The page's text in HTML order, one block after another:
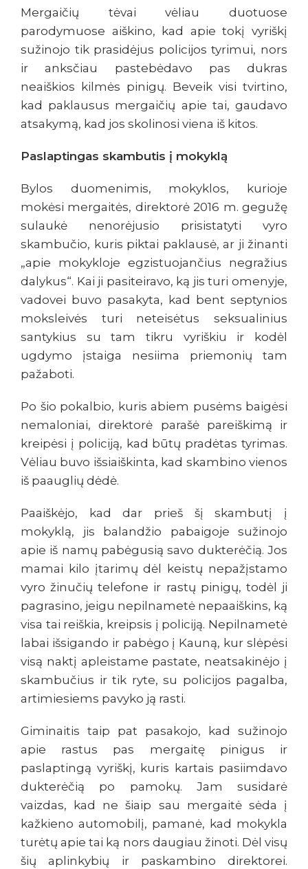
Mergaičių tėvai vėliau duotuose
parodymuose aiškino, kad apie tokį vyriškį
sužinojo tik prasidėjus policijos tyrimui, nors
ir anksčiau pastebėdavo pas dukras
neaiškios kilmės pinigų. Beveik visi tvirtino,
kad paklausus mergaičių apie tai, gaudavo
atsakymą, kad jos skolinosi viena iš kitos.
Paslaptingas skambutis į mokyklą
Bylos duomenimis, mokyklos, kurioje
mokėsi mergaitės, direktorė 2016 m. gegužę
sulaukė nenorėjusio prisistatyti vyro
skambučio, kuris piktai paklausė, ar ji žinanti
„apie mokykloje egzistuojančius negražius
dalykus“. Kai ji pasiteiravo, ką jis turi omenyje,
vadovei buvo pasakyta, kad bent septynios
moksleivės turi neteisėtus seksualinius
santykius su tam tikru vyriškiu ir kodėl
ugdymo įstaiga nesiima priemonių tam
pažaboti.
Po šio pokalbio, kuris abiem pusėms baigėsi
nemaloniai, direktorė parašė pareiškimą ir
kreipėsi į policiją, kad būtų pradėtas tyrimas.
Vėliau buvo išsiaiškinta, kad skambino vienos
iš paauglių dėdė.
Paaiškėjo, kad dar prieš šį skambutį į
mokyklą, jis balandžio pabaigoje sužinojo
apie iš namų pabėgusią savo dukterėčią. Jos
mamai kilo įtarimų dėl keistų nepažįstamo
vyro žinučių telefone ir rastų pinigų, todėl ji
pagrasino, jeigu nepilnametė nepaaiškins, ką
visa tai reiškia, kreipsis į policiją. Nepilnametė
labai išsigando ir pabėgo į Kauną, kur slėpėsi
visą naktį apleistame pastate, neatsakinėjo į
skambučius ir tik ryte, su policijos pagalba,
artimiesiems pavyko ją rasti.
Giminaitis taip pat pasakojo, kad sužinojo
apie rastus pas mergaitę pinigus ir
paslaptingą vyriškį, kuris kartais pasiimdavo
dukterėčią po pamokų. Jam susidarė
vaizdas, kad ne šiaip sau mergaitė sėda į
kažkieno automobilį, pamanė, kad mokykla
turėtų apie tai ką nors daugiau žinoti. Dėl visų
šių aplinkybių ir paskambino direktorei.